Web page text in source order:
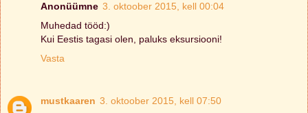
Anonüümne 3. oktoober 2015, kell 00:04
Muhedad tööd:)
Kui Eestis tagasi olen, paluks eksursiooni!
Vasta
mustkaaren 3. oktoober 2015, kell 07:50